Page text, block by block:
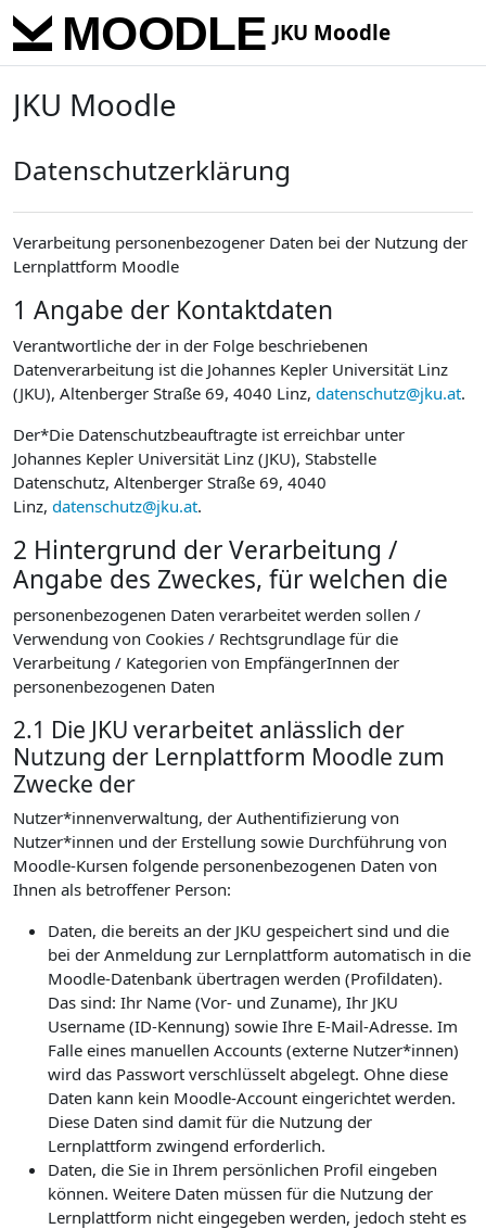
Skip to main content
JKU Moodle
JKU Moodle
Datenschutzerklärung
Verarbeitung personenbezogener Daten bei der Nutzung der
Lernplattform Moodle
1 Angabe der Kontaktdaten
Verantwortliche der in der Folge beschriebenen
Datenverarbeitung ist die Johannes Kepler Universität Linz
(JKU), Altenberger Straße 69, 4040 Linz, datenschutz@jku.at.
Der*Die Datenschutzbeauftragte ist erreichbar unter
Johannes Kepler Universität Linz (JKU), Stabstelle
Datenschutz, Altenberger Straße 69, 4040
Linz, datenschutz@jku.at.
2 Hintergrund der Verarbeitung /
Angabe des Zweckes, für welchen die
personenbezogenen Daten verarbeitet werden sollen /
Verwendung von Cookies / Rechtsgrundlage für die
Verarbeitung / Kategorien von EmpfängerInnen der
personenbezogenen Daten
2.1 Die JKU verarbeitet anlässlich der
Nutzung der Lernplattform Moodle zum
Zwecke der
Nutzer*innenverwaltung, der Authentifizierung von
Nutzer*innen und der Erstellung sowie Durchführung von
Moodle-Kursen folgende personenbezogenen Daten von
Ihnen als betroffener Person:
Daten, die bereits an der JKU gespeichert sind und die
bei der Anmeldung zur Lernplattform automatisch in die
Moodle-Datenbank übertragen werden (Profildaten).
Das sind: Ihr Name (Vor- und Zuname), Ihr JKU
Username (ID-Kennung) sowie Ihre E-Mail-Adresse. Im
Falle eines manuellen Accounts (externe Nutzer*innen)
wird das Passwort verschlüsselt abgelegt. Ohne diese
Daten kann kein Moodle-Account eingerichtet werden.
Diese Daten sind damit für die Nutzung der
Lernplattform zwingend erforderlich.
Daten, die Sie in Ihrem persönlichen Profil eingeben
können. Weitere Daten müssen für die Nutzung der
Lernplattform nicht eingegeben werden, jedoch steht es